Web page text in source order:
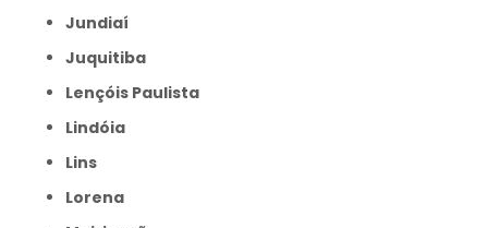
Jundiaí
Juquitiba
Lençóis Paulista
Lindóia
Lins
Lorena